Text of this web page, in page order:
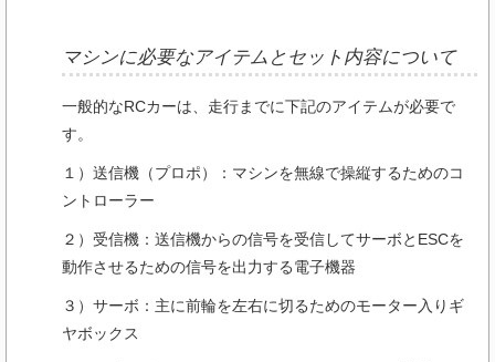
マシンに必要なアイテムとセット内容について
一般的なRCカーは、走行までに下記のアイテムが必要で
す。
１）送信機（プロポ）：マシンを無線で操縦するためのコ
ントローラー
２）受信機：送信機からの信号を受信してサーボとESCを
動作させるための信号を出力する電子機器
３）サーボ：主に前輪を左右に切るためのモーター入りギ
ヤボックス